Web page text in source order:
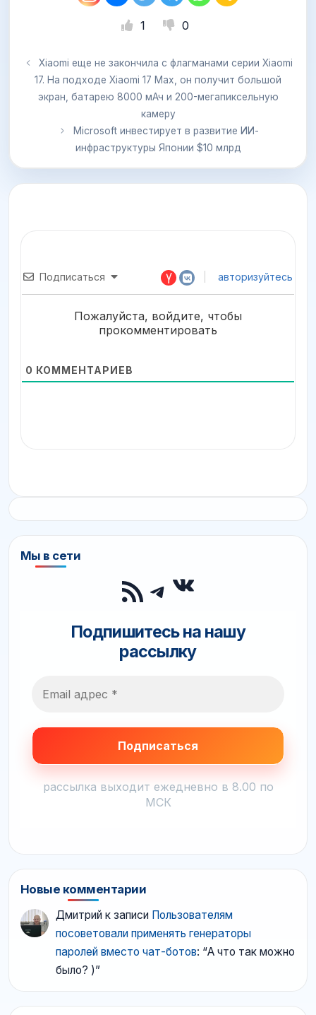
1 0
Xiaomi еще не закончила с флагманами серии Xiaomi
17. На подходе Xiaomi 17 Max, он получит большой
экран, батарею 8000 мАч и 200-мегапиксельную
камеру
Microsoft инвестирует в развитие ИИ-
инфраструктуры Японии $10 млрд
Подписаться авторизуйтесь
Пожалуйста, войдите, чтобы
прокомментировать
0 КОММЕНТАРИЕВ
Мы в сети
RSS-лента
Telegram
ВКонтакте
Подпишитесь на нашу
рассылку
рассылка выходит ежедневно в 8.00 по
МСК
Новые комментарии
Дмитрий к записи Пользователям
посоветовали применять генераторы
паролей вместо чат-ботов: “А что так можно
было? )”